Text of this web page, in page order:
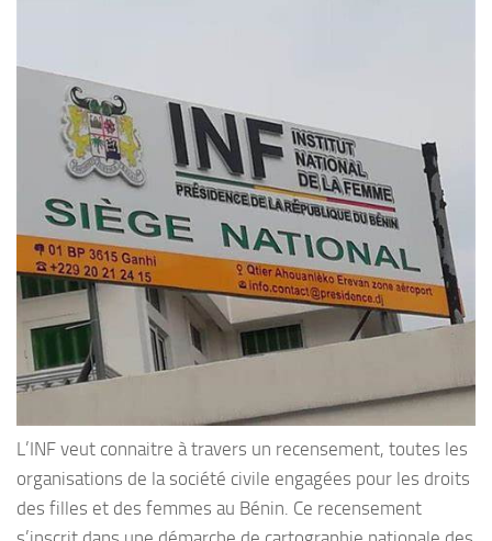
L’INF veut connaitre à travers un recensement, toutes les
organisations de la société civile engagées pour les droits
des filles et des femmes au Bénin. Ce recensement